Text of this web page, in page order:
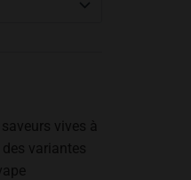
vives à
variantes